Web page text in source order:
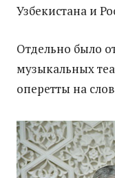
Узбекистана и
Отдельно было
музыкальных
оперетты на